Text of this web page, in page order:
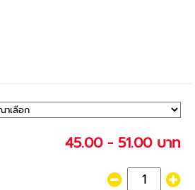
45.00 - 51.00 บาท